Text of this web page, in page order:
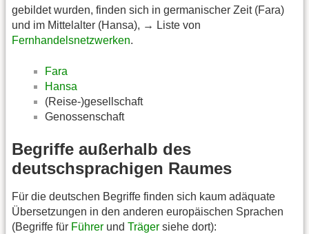
gebildet wurden, finden sich in germanischer Zeit (Fara)
und im Mittelalter (Hansa), → Liste von
Fernhandelsnetzwerken.
Fara
Hansa
(Reise-)gesellschaft
Genossenschaft
Begriffe außerhalb des
deutschsprachigen Raumes
Für die deutschen Begriffe finden sich kaum adäquate
Übersetzungen in den anderen europäischen Sprachen
(Begriffe für Führer und Träger siehe dort):